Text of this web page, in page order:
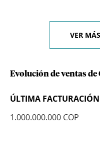
VER
Evolución de ventas de
ÚLTIMA
1.000.000.000 COP